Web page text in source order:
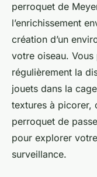
perroquet de
l’enrichissement
création d’un
votre oiseau.
régulièrement la
jouets dans la
textures à picorer,
perroquet de
pour explorer
surveillance.